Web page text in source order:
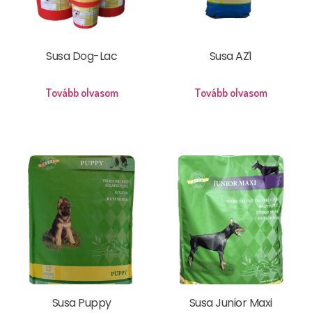
Susa Dog-Lac
Tovább olvasom
Susa AZ1
Tovább olvasom
Susa Puppy Susa Junior Maxi